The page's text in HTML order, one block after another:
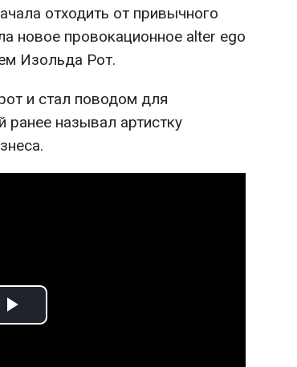
отходить от привычного
новое провокационное alter ego
Изольда Рот.
и стал поводом для
называл артистку
Play